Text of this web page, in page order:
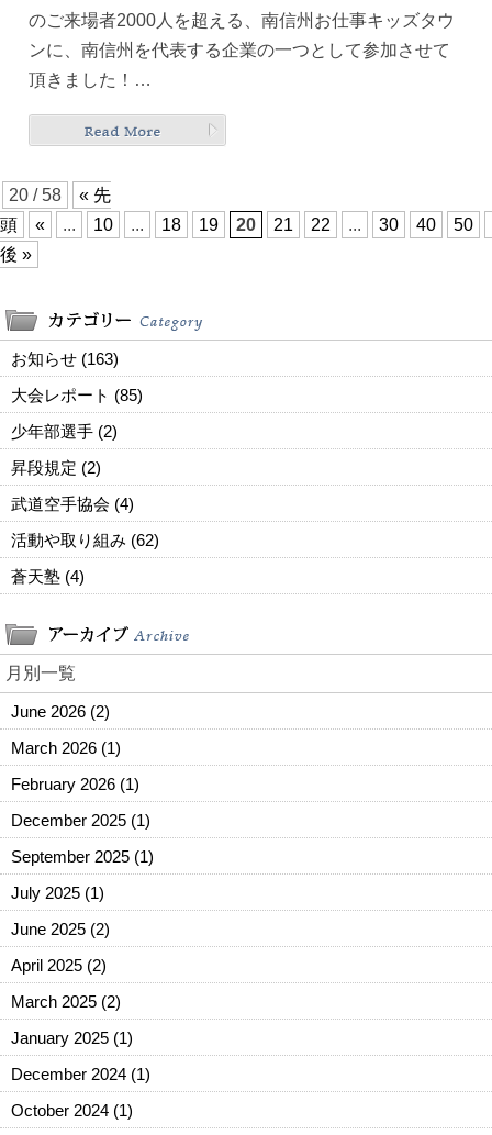
のご来場者2000人を超える、南信州お仕事キッズタウ
ンに、南信州を代表する企業の一つとして参加させて
頂きました！…
20 / 58
« 先
頭
« ... 10 ... 18 19 20 21 22 ... 30 40 50
後 »
お知らせ (163)
大会レポート (85)
少年部選手 (2)
昇段規定 (2)
武道空手協会 (4)
活動や取り組み (62)
蒼天塾 (4)
月別一覧
June 2026 (2)
March 2026 (1)
February 2026 (1)
December 2025 (1)
September 2025 (1)
July 2025 (1)
June 2025 (2)
April 2025 (2)
March 2025 (2)
January 2025 (1)
December 2024 (1)
October 2024 (1)